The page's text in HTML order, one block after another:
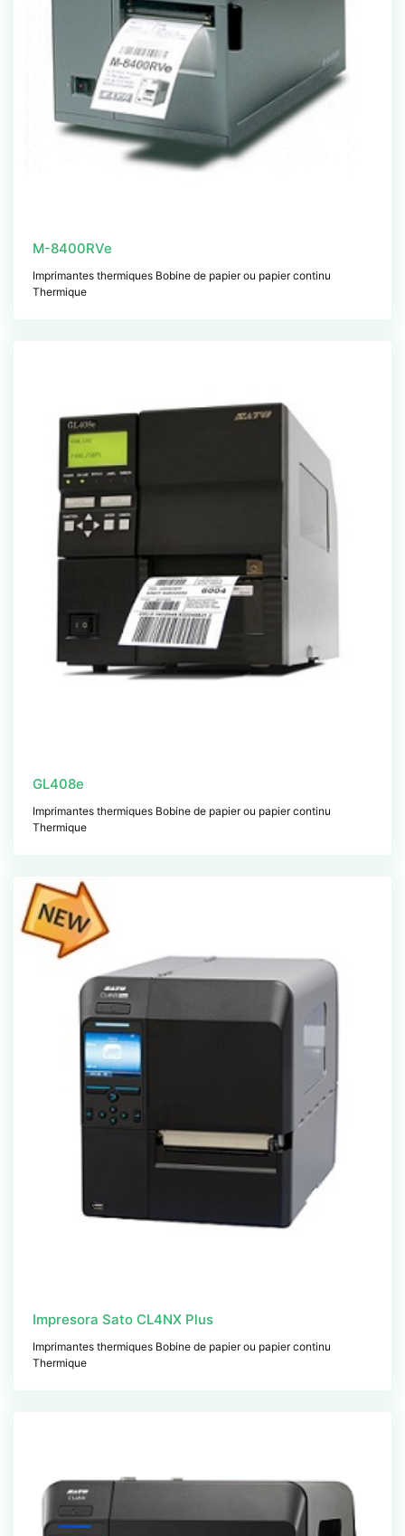
M-8400RVe
Imprimantes thermiques Bobine de papier ou papier continu
Thermique
GL408e
Imprimantes thermiques Bobine de papier ou papier continu
Thermique
Impresora Sato CL4NX Plus
Imprimantes thermiques Bobine de papier ou papier continu
Thermique